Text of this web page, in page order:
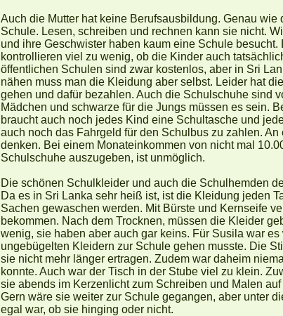
Auch die Mutter hat keine Berufsausbildung. Genau
Schule. Lesen, schreiben und rechnen kann sie nicht.
und ihre Geschwister haben kaum eine Schule
kontrollieren viel zu wenig, ob die Kinder auch
öffentlichen Schulen sind zwar kostenlos, aber in Sri
nähen muss man die Kleidung aber selbst. Leider hat
gehen und dafür bezahlen. Auch die Schulschuhe sind
Mädchen und schwarze für die Jungs müssen es sein.
braucht auch noch jedes Kind eine Schultasche und
auch noch das Fahrgeld für den Schulbus zu zahlen.
denken. Bei einem Monateinkommen von nicht mal
Schulschuhe auszugeben, ist unmöglich.
Die schönen Schulkleider und auch die Schulhemden
Da es in Sri Lanka sehr heiß ist, ist die Kleidung jeden
Sachen gewaschen werden. Mit Bürste und Kernseife
bekommen. Nach dem Trocknen, müssen die Kleider
wenig, sie haben aber auch gar keins. Für Susila war
ungebügelten Kleidern zur Schule gehen musste. Die
sie nicht mehr länger ertragen. Zudem war daheim
konnte. Auch war der Tisch in der Stube viel zu klein.
sie abends im Kerzenlicht zum Schreiben und Malen
Gern wäre sie weiter zur Schule gegangen, aber unter
egal war, ob sie hinging oder nicht.